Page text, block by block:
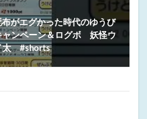
がエグかった時代のゆうび
ャンペーン＆ログボ 妖怪ウ
太 #shorts